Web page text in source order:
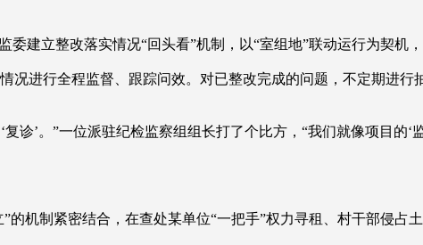
委建立整改落实情况“回头看”机制，以“室组地”联动运行为契
况进行全程监督、跟踪问效。对已整改完成的问题，不定期进行
复诊’。”一位派驻纪检监察组组长打了个比方，“我们就像项目的
”的机制紧密结合，在查处某单位“一把手”权力寻租、村干部侵